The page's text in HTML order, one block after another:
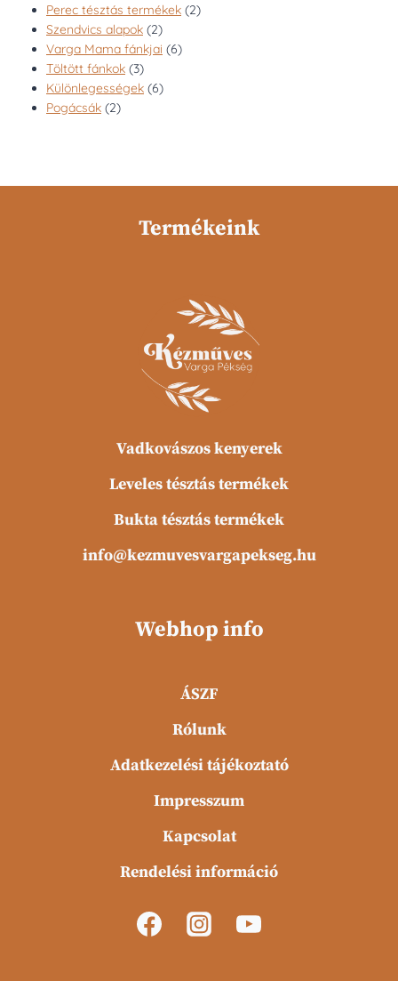
termék
Perec tésztás termékek 22
Szendvics alapok 22
termék
Varga Mama fánkjai 66
Töltött fánkok 33
termék
Különlegességek 66
Pogácsák 22
Termékeink
Vadkovászos kenyerek
Leveles tésztás termékek
Bukta tésztás termékek
info@kezmuvesvargapekseg.hu
Webhop info
ÁSZF
Rólunk
Adatkezelési tájékoztató
Impresszum
Kapcsolat
Rendelési információ